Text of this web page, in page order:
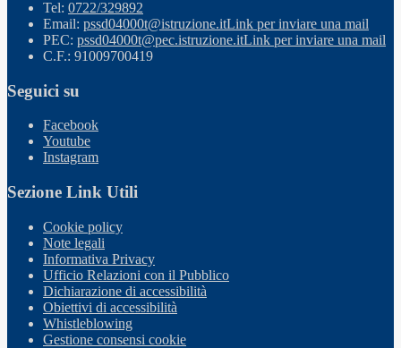
Tel: 0722/329892
Email: pssd04000t@istruzione.itLink per inviare una mail
PEC: pssd04000t@pec.istruzione.itLink per inviare una mail
C.F.: 91009700419
Seguici su
Facebook
Youtube
Instagram
Sezione Link Utili
Cookie policy
Note legali
Informativa Privacy
Ufficio Relazioni con il Pubblico
Dichiarazione di accessibilità
Obiettivi di accessibilità
Whistleblowing
Gestione consensi cookie